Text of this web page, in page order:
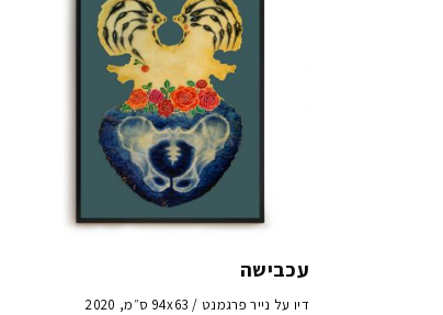
עכבישה
דיו על נייר פרגמנט / 94x63 ס״מ, 2020